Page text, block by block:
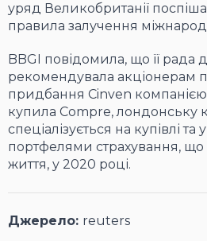
уряд Великобританії
правила залучення
BBGI повідомила, що її рада
рекомендувала акціонерам
придбання Cinven компанією
купила Compre, лондонську
спеціалізується на купівлі та
портфелями страхування,
життя, у 2020 році.
Джерело: reuters